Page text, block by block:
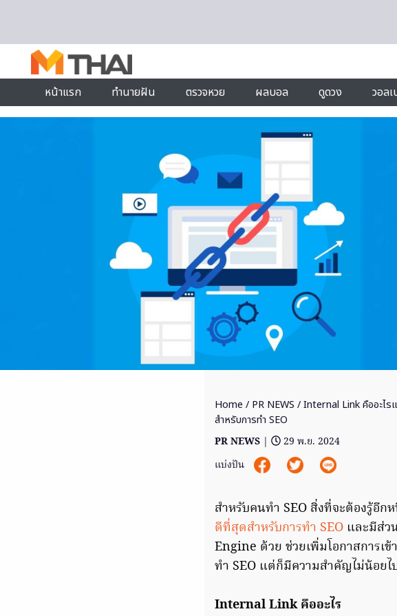
หน้าแรก
ทำนายฝัน ตรวจหวย ผลบอล ดูดวง วอล
Home / PR NEWS / Internal Link คืออะไร
สำหรับการทำ SEO
PR NEWS |
29 พ.ย. 2024
แบ่งปัน
สำหรับคนทำ SEO สิ่งที่จะต้องรู้อีก
ดีที่สุดสำหรับการทำ SEO และมีส่ว
Engine ด้วย ช่วยเพิ่มโอกาสการเ
ทำ SEO แต่ก็มีความสำคัญไม่น้อยไ
Internal Link คืออะไร